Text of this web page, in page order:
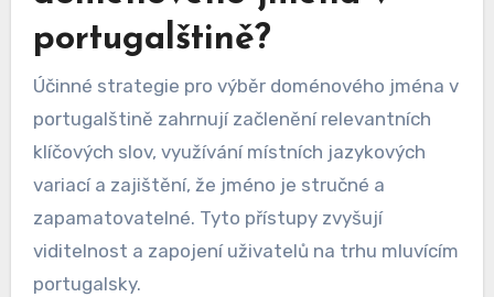
portugalštině?
Účinné strategie pro výběr doménového jména v
portugalštině zahrnují začlenění relevantních
klíčových slov, využívání místních jazykových
variací a zajištění, že jméno je stručné a
zapamatovatelné. Tyto přístupy zvyšují
viditelnost a zapojení uživatelů na trhu mluvícím
portugalsky.